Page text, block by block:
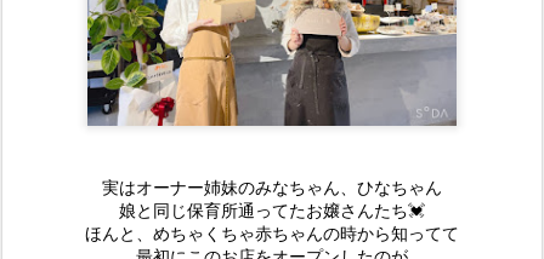
実はオーナー姉妹のみなちゃん、ひなちゃん
娘と同じ保育所通ってたお嬢さんたち💓
ほんと、めちゃくちゃ赤ちゃんの時から知ってて